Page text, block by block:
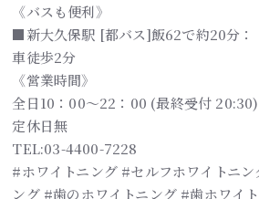
《バスも便利》
■新大久保駅 [都バス]飯62で約20分：
車徒歩2分
《営業時間》
全日10：00～22：00 (最終受付 20:30)
定休日無
TEL:03-4400-7228
#ホワイトニング #セルフホワイトニ
ング #歯のホワイトニング #歯ホワイ